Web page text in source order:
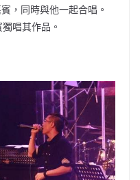
，同時與他一起合唱。
唱其作品。